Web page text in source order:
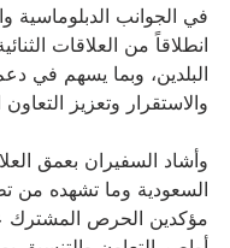
في الجوانب الدبلوماسية
انطلاقاً من العلاقات
البلدين، وبما يسهم في
والاستقرار وتعزيز التعاون
وأشاد السفيران بعمق
السعودية وما تشهده من
مؤكدين الحرص المشترك